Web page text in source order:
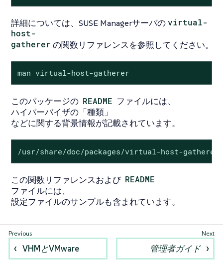
詳細については、SUSE Managerサーバのvirtual-
host-
gatherer の関数リファレンスを参照してください。
man virtual-host-gatherer
このパッケージの README ファイルには、
ハイパーバイザの「種類」
などに関する背景情報が記載されています。
/usr/share/doc/packages/virtual-host-gatherer/
この関数リファレンスおよび README
ファイルには、
設定ファイルのサンプルも含まれています。
VHMとVMware 管理者ガイド